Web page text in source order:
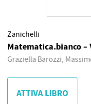
Zanichelli
Matematica.bianco –
Graziella Barozzi,
ATTIVA LIBRO